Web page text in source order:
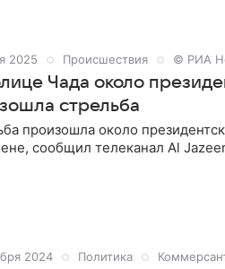
2025 Происшествия © РИА
Чада около
стрельба
произошла около
сообщил телеканал Al
2024 Политика